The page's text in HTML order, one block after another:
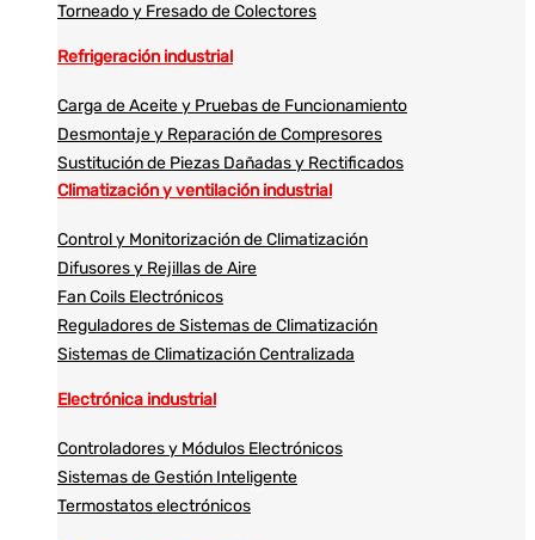
Torneado y Fresado de Colectores
Refrigeración industrial
Carga de Aceite y Pruebas de Funcionamiento
Desmontaje y Reparación de Compresores
Sustitución de Piezas Dañadas y Rectificados
Climatización y ventilación industrial
Control y Monitorización de Climatización
Difusores y Rejillas de Aire
Fan Coils Electrónicos
Reguladores de Sistemas de Climatización
Sistemas de Climatización Centralizada
Electrónica industrial
Controladores y Módulos Electrónicos
Sistemas de Gestión Inteligente
Termostatos electrónicos